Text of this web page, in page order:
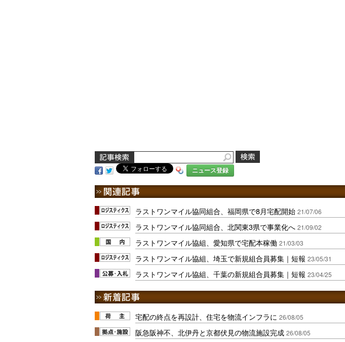
ニュース登録
ラストワンマイル協同組合、福岡県で8月宅配開始 21/07/06
ラストワンマイル協同組合、北関東3県で事業化へ 21/09/02
ラストワンマイル協組、愛知県で宅配本稼働 21/03/03
ラストワンマイル協組、埼玉で新規組合員募集｜短報 23/05/31
ラストワンマイル協組、千葉の新規組合員募集｜短報 23/04/25
宅配の終点を再設計、住宅を物流インフラに 26/08/05
阪急阪神不、北伊丹と京都伏見の物流施設完成 26/08/05